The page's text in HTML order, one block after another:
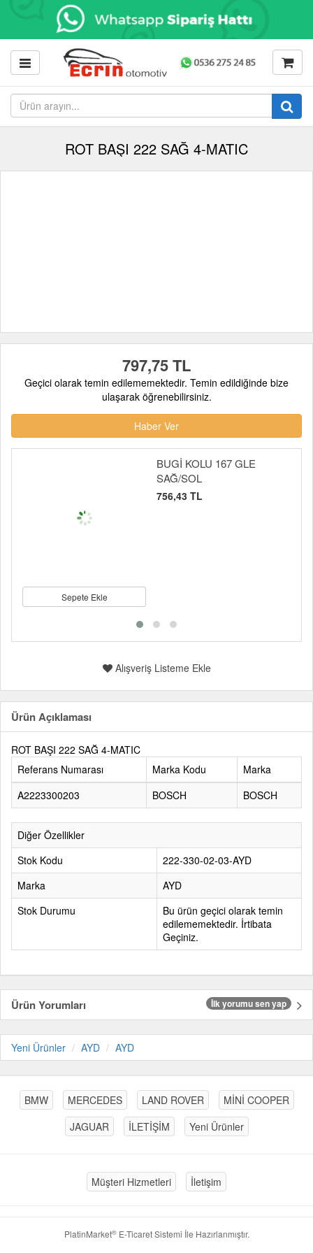
ROT BAŞI 222 SAĞ 4-MATIC
797,75 TL
Geçici olarak temin edilememektedir. Temin edildiğinde bize
ulaşarak öğrenebilirsiniz.
Haber Ver
Sepete Ekle
BUGİ KOLU 167 GLE
SAĞ/SOL
756,43 TL
Alışveriş Listeme Ekle
Ürün Açıklaması
ROT BAŞI 222 SAĞ 4-MATIC
Referans Numarası
Marka Kodu
Marka
A2223300203
BOSCH BOSCH
Diğer Özellikler
Stok Kodu
222-330-02-03-AYD
Marka
AYD
Stok Durumu
Bu ürün geçici olarak temin
edilememektedir. İrtibata
Geçiniz.
Ürün Yorumları İlk yorumu sen yap
Yeni Ürünler AYD AYD
BMW MERCEDES LAND ROVER
MİNİ COOPER
JAGUAR
İLETİŞİM Yeni Ürünler
Müşteri Hizmetleri İletişim
PlatinMarket®E-Ticaret Sistemi İle Hazırlanmıştır.